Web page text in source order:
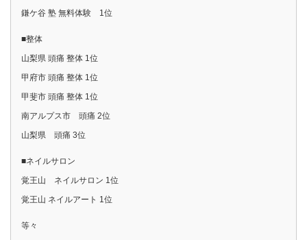
鎌ケ谷 塾 無料体験 1位
■整体
山梨県 頭痛 整体 1位
甲府市 頭痛 整体 1位
甲斐市 頭痛 整体 1位
南アルプス市 頭痛 2位
山梨県 頭痛 3位
■ネイルサロン
覚王山 ネイルサロン 1位
覚王山 ネイルアート 1位
等々